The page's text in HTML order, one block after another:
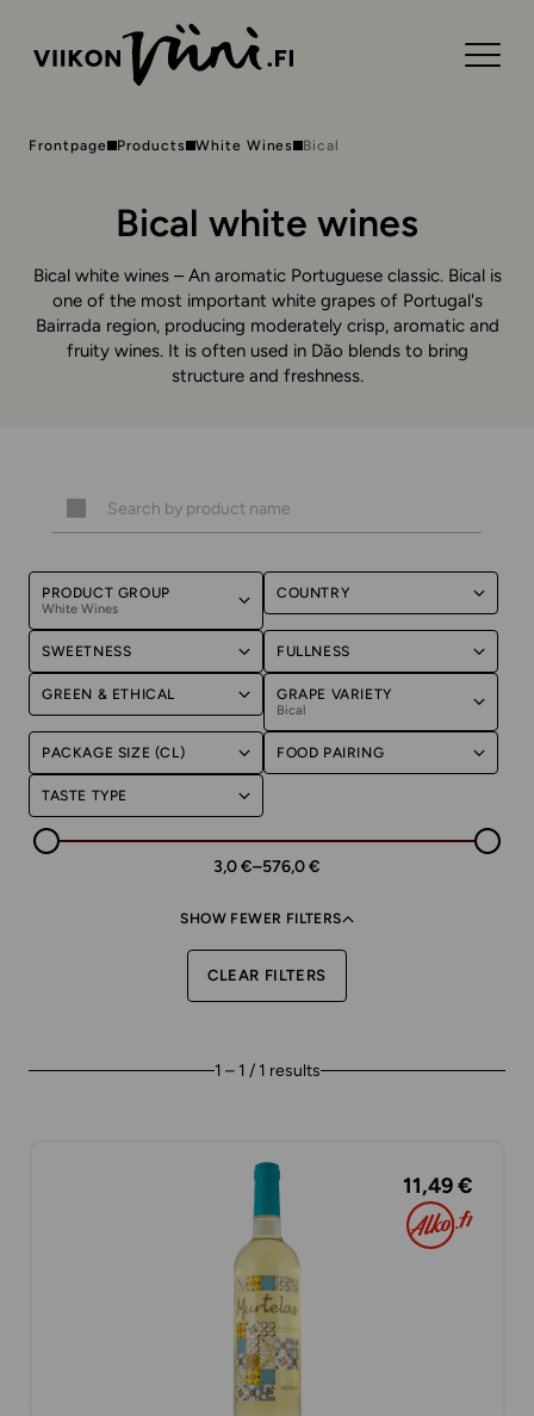
Frontpage Products White Wines Bical
Bical white wines
Bical white wines – An aromatic Portuguese classic. Bical is
one of the most important white grapes of Portugal's
Bairrada region, producing moderately crisp, aromatic and
fruity wines. It is often used in Dão blends to bring
structure and freshness.
PRODUCT GROUP
White Wines
COUNTRY
SWEETNESS FULLNESS
GREEN & ETHICAL GRAPE VARIETY
Bical
PACKAGE SIZE (CL) FOOD PAIRING
TASTE TYPE
3,0 €–576,0 €
SHOW FEWER FILTERS
CLEAR FILTERS
1 – 1 / 1 results
11,49 €